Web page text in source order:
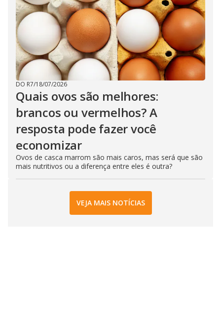
DO R7/18/07/2026
Quais ovos são melhores:
brancos ou vermelhos? A
resposta pode fazer você
economizar
Ovos de casca marrom são mais caros, mas será que são
mais nutritivos ou a diferença entre eles é outra?
VEJA MAIS NOTÍCIAS